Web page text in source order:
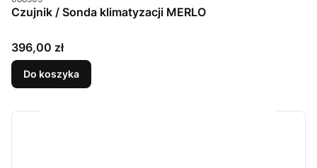
Czujnik / Sonda klimatyzacji MERLO
Cena
396,00 zł
Do koszyka